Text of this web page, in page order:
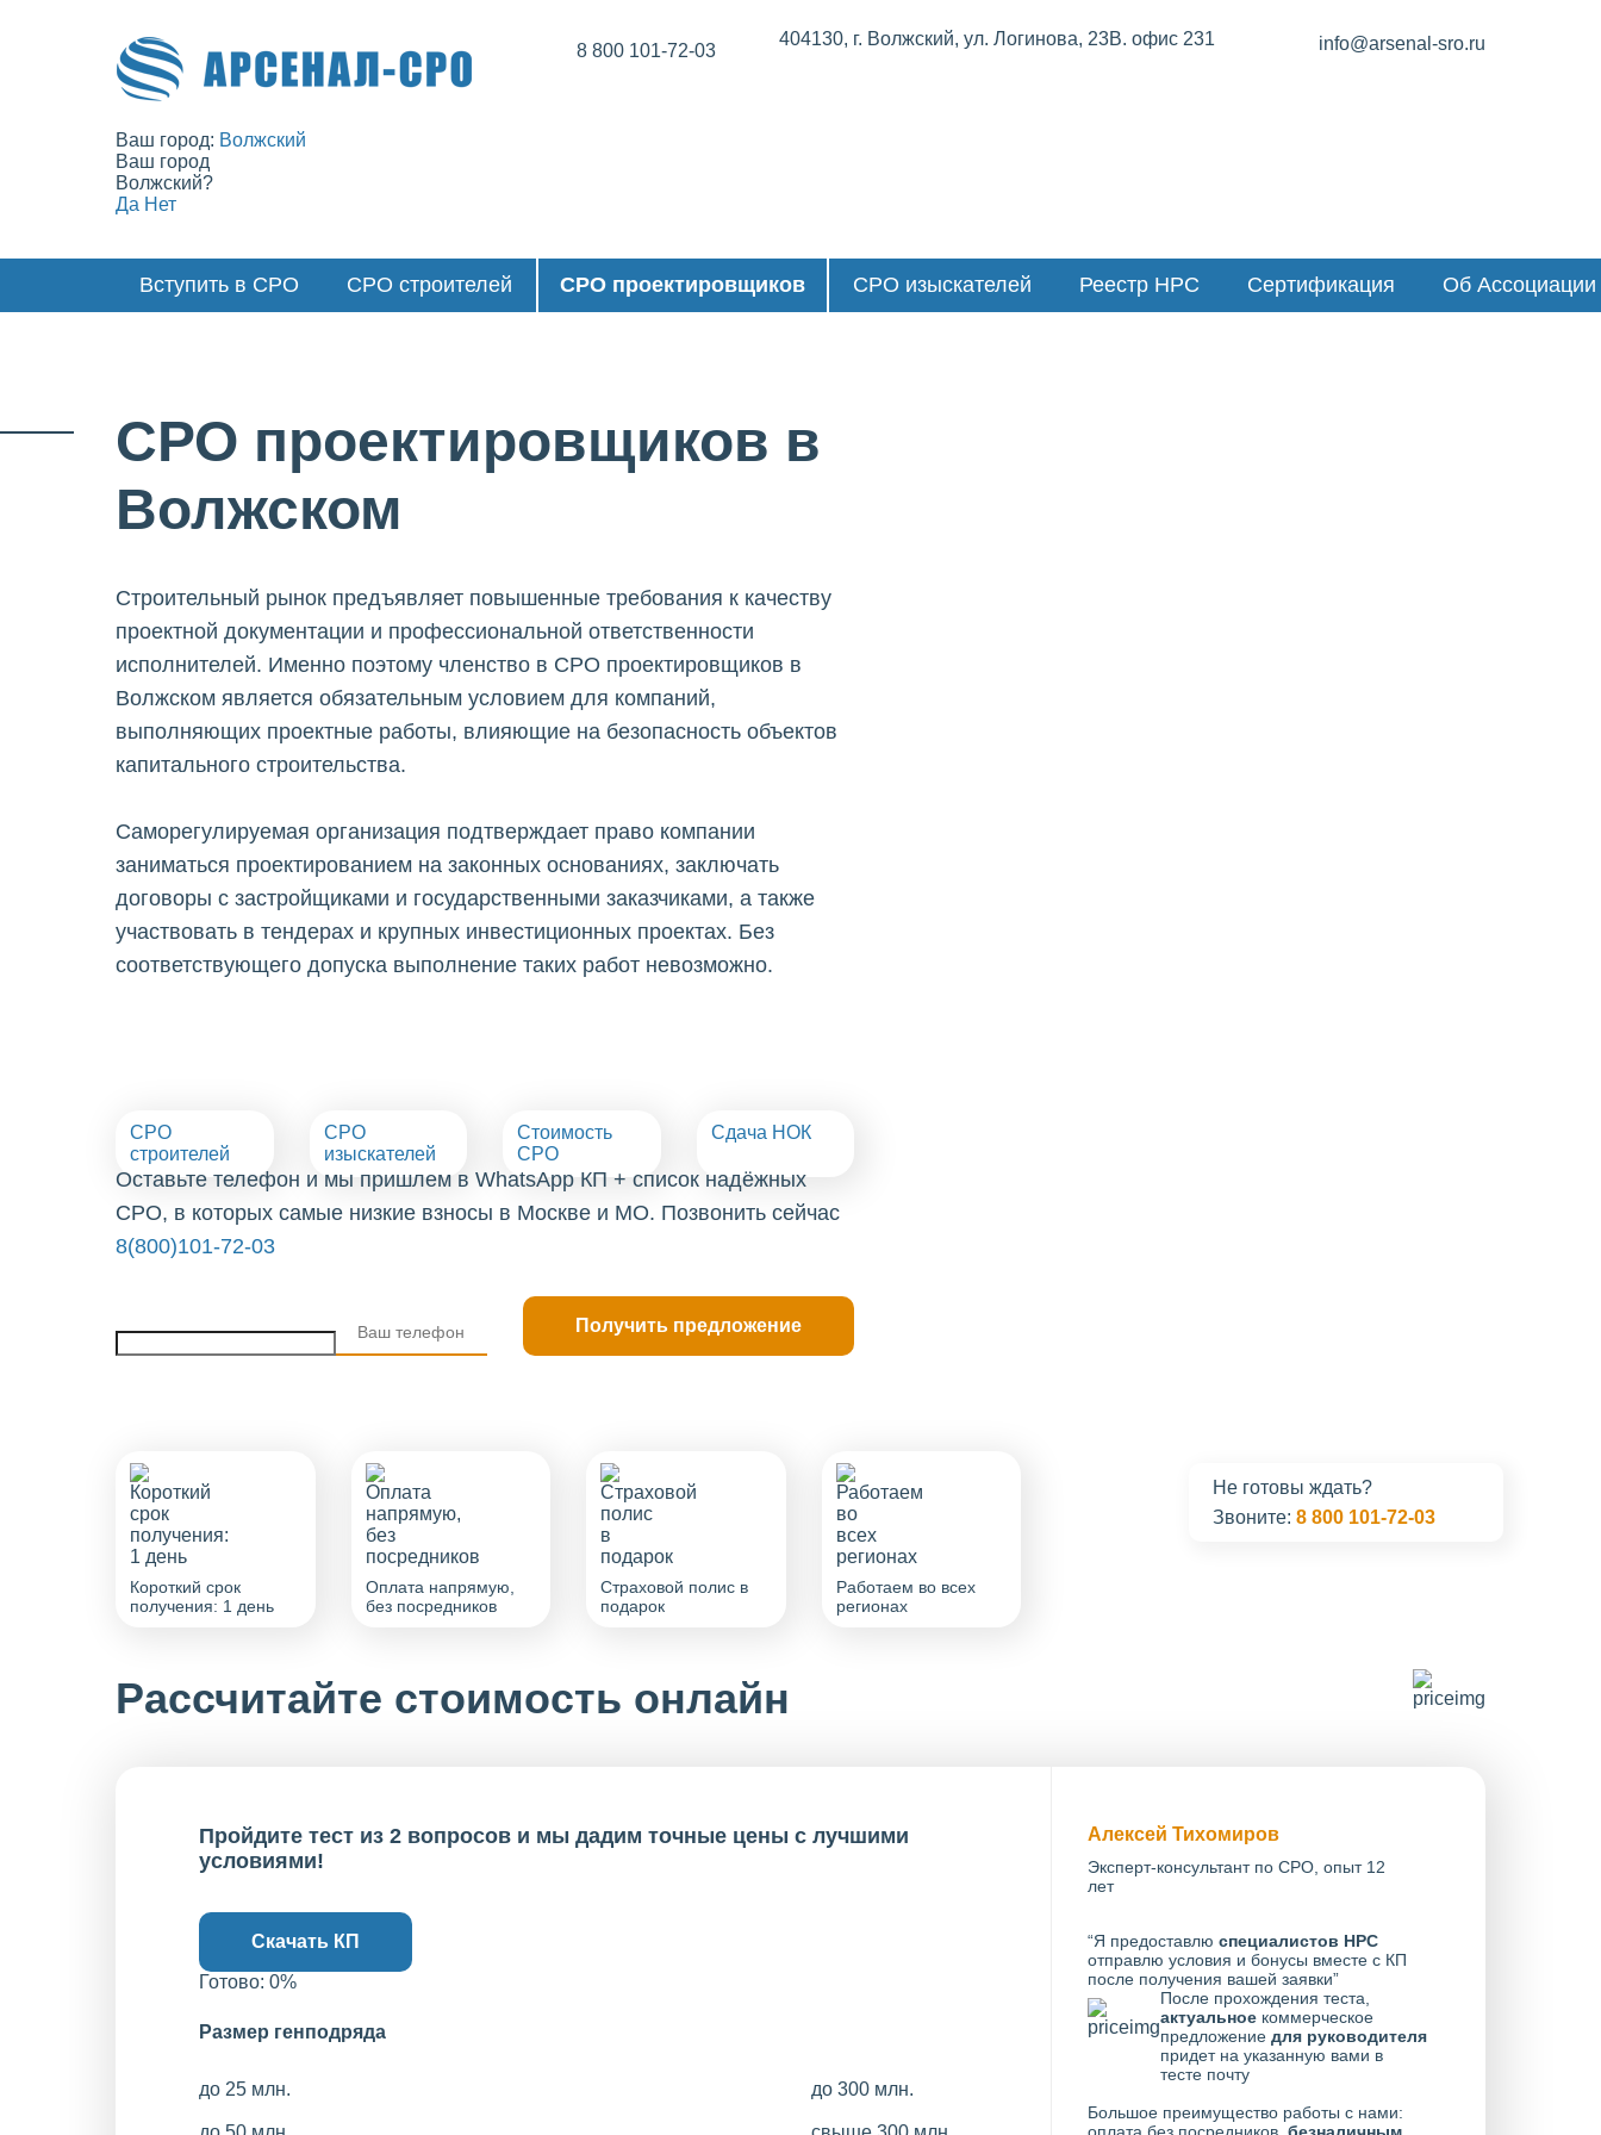
Ваш город: Волжский
Ваш город
Волжский?
Да Нет
8 800 101-72-03
404130, г. Волжский, ул. Логинова, 23В. офис 231 info@arsenal-sro.ru
Вступить в СРО СРО строителей СРО проектировщиков СРО изыскателей Реестр НРС Сертификация Об Ассоциации
СРО проектировщиков в
Волжском
Строительный рынок предъявляет повышенные требования к качеству
проектной документации и профессиональной ответственности
исполнителей. Именно поэтому членство в СРО проектировщиков в
Волжском является обязательным условием для компаний,
выполняющих проектные работы, влияющие на безопасность объектов
капитального строительства.
Саморегулируемая организация подтверждает право компании
заниматься проектированием на законных основаниях, заключать
договоры с застройщиками и государственными заказчиками, а также
участвовать в тендерах и крупных инвестиционных проектах. Без
соответствующего допуска выполнение таких работ невозможно.
СРО
строителей
СРО
изыскателей
Стоимость
СРО
Сдача НОК
Оставьте телефон и мы пришлем в WhatsApp КП + список надёжных
СРО, в которых самые низкие взносы в Москве и МО. Позвонить сейчас
8(800)101-72-03
Не готовы ждать?
Звоните: 8 800 101-72-03
Короткий срок
получения: 1 день
Оплата напрямую,
без посредников
Страховой полис в
подарок
Работаем во всех
регионах
Рассчитайте стоимость онлайн
Пройдите тест из 2 вопросов и мы дадим точные цены с лучшими
условиями!
Скачать КП
Готово: 0%
Размер генподряда
до 25 млн. до 300 млн.
Алексей Тихомиров
Эксперт-консультант по СРО, опыт 12
лет
“Я предоставлю специалистов НРС
отправлю условия и бонусы вместе с КП
после получения вашей заявки”
После прохождения теста,
актуальноекоммерческое
предложение для руководителя
придет на указанную вами в
тесте почту
Большое преимущество работы с нами: